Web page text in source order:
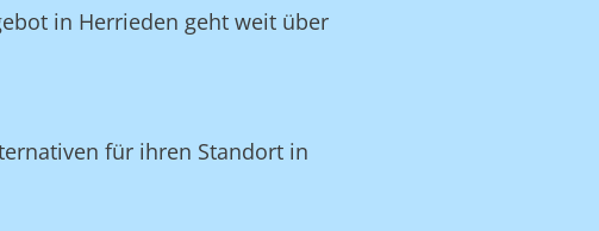
in Herrieden geht weit über
für ihren Standort in